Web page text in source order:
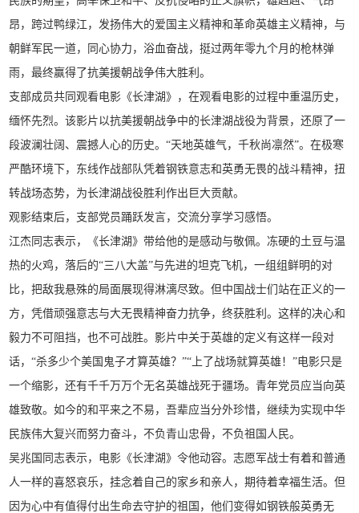
昂，跨过鸭绿江，发扬伟大的爱国主义精神和革命英雄主义精神，与
朝鲜军民一道，同心协力，浴血奋战，挺过两年零九个月的枪林弹
雨，最终赢得了抗美援朝战争伟大胜利。
支部成员共同观看电影《长津湖》，在观看电影的过程中重温历史，
缅怀先烈。该影片以抗美援朝战争中的长津湖战役为背景，还原了一
段波澜壮阔、震撼人心的历史。“天地英雄气，千秋尚凛然”。在极寒
严酷环境下，东线作战部队凭着钢铁意志和英勇无畏的战斗精神，扭
转战场态势，为长津湖战役胜利作出巨大贡献。
观影结束后，支部党员踊跃发言，交流分享学习感悟。
江杰同志表示，《长津湖》带给他的是感动与敬佩。冻硬的土豆与温
热的火鸡，落后的“三八大盖”与先进的坦克飞机，一组组鲜明的对
比，把敌我悬殊的局面展现得淋漓尽致。但中国战士们站在正义的一
方，凭借顽强意志与大无畏精神奋力抗争，终获胜利。这样的决心和
毅力不可阻挡，也不可战胜。影片中关于英雄的定义有这样一段对
话，“杀多少个美国鬼子才算英雄？”“上了战场就算英雄！”电影只是
一个缩影，还有千千万万个无名英雄战死于疆场。青年党员应当向英
雄致敬。如今的和平来之不易，吾辈应当分外珍惜，继续为实现中华
民族伟大复兴而努力奋斗，不负青山忠骨，不负祖国人民。
吴兆国同志表示，电影《长津湖》令他动容。志愿军战士有着和普通
人一样的喜怒哀乐，挂念着自己的家乡和亲人，期待着幸福生活。但
因为心中有值得付出生命去守护的祖国，他们变得如钢铁般英勇无